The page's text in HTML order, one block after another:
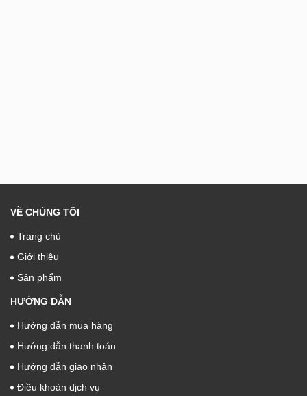
VỀ CHÚNG TÔI
Trang chủ
Giới thiệu
Sản phẩm
HƯỚNG DẪN
Hướng dẫn mua hàng
Hướng dẫn thanh toán
Hướng dẫn giao nhận
Điều khoản dịch vụ